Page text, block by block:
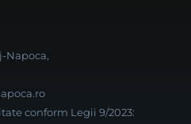
Napoca,
conform Legii 9/2023: